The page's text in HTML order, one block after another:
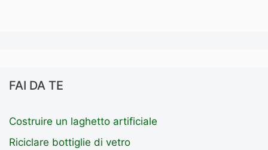
FAI DA TE
Costruire un laghetto artificiale
Riciclare bottiglie di vetro